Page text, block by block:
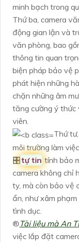
minh bạch trong
Thứ ba, camera
động gian lận và
văn phòng, bao
thông tin quan
biện pháp bảo vệ
phát hiện những
chặn những âm
tăng cường ý thức
viên.
Thứ
môi trường làm
🎛tự tin tính bảo
camera không chỉ
ty, mà còn bảo vệ
ẩn, như xâm
tình dục.
®️Tài liệu mà An
việc lắp đặt